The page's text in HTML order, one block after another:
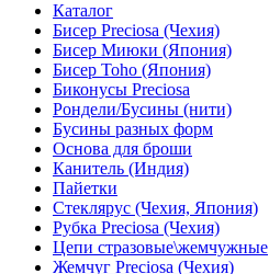
Каталог
Бисер Preciosa (Чехия)
Бисер Миюки (Япония)
Бисер Toho (Япония)
Биконусы Preciosa
Рондели/Бусины (нити)
Бусины разных форм
Основа для броши
Канитель (Индия)
Пайетки
Стеклярус (Чехия, Япония)
Рубка Preciosa (Чехия)
Цепи стразовые\жемчужные
Жемчуг Preciosa (Чехия)